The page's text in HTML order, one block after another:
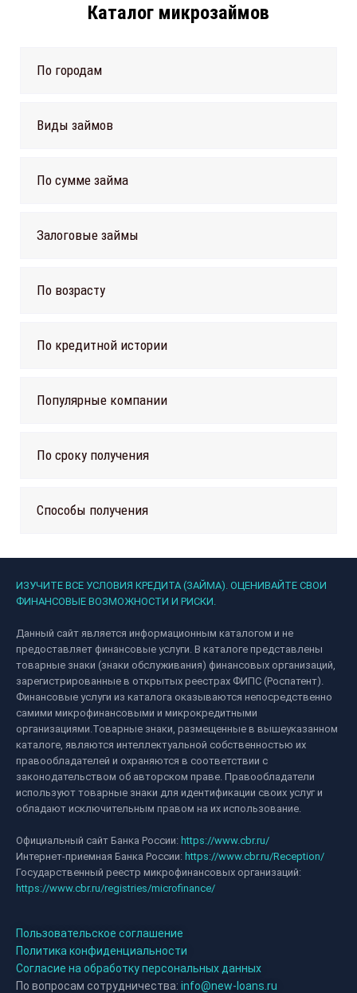
Каталог микрозаймов
По городам
Виды займов
По сумме займа
Залоговые займы
По возрасту
По кредитной истории
Популярные компании
По сроку получения
Способы получения
ИЗУЧИТЕ ВСЕ УСЛОВИЯ КРЕДИТА (ЗАЙМА). ОЦЕНИВАЙТЕ СВОИ
ФИНАНСОВЫЕ ВОЗМОЖНОСТИ И РИСКИ.
Данный сайт является информационным каталогом и не
предоставляет финансовые услуги. В каталоге представлены
товарные знаки (знаки обслуживания) финансовых организаций,
зарегистрированные в открытых реестрах ФИПС (Роспатент).
Финансовые услуги из каталога оказываются непосредственно
самими микрофинансовыми и микрокредитными
организациями.Товарные знаки, размещенные в вышеуказанном
каталоге, являются интеллектуальной собственностью их
правообладателей и охраняются в соответствии с
законодательством об авторском праве. Правообладатели
используют товарные знаки для идентификации своих услуг и
обладают исключительным правом на их использование.
Официальный сайт Банка России: https://www.cbr.ru/
Интернет-приемная Банка России: https://www.cbr.ru/Reception/
Государственный реестр микрофинансовых организаций:
https://www.cbr.ru/registries/microfinance/
Пользовательское соглашение
Политика конфиденциальности
Согласие на обработку персональных данных
По вопросам сотрудничества: info@new-loans.ru